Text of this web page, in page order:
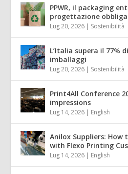
PPWR, il packaging
progettazione
Lug 20, 2026 | Sostenibilità
L’Italia supera il 77%
imballaggi
Lug 20, 2026 | Sostenibilità
Print4All Conference
impressions
Lug 14, 2026 | English
Anilox Suppliers: How
with Flexo Printing
Lug 14, 2026 | English